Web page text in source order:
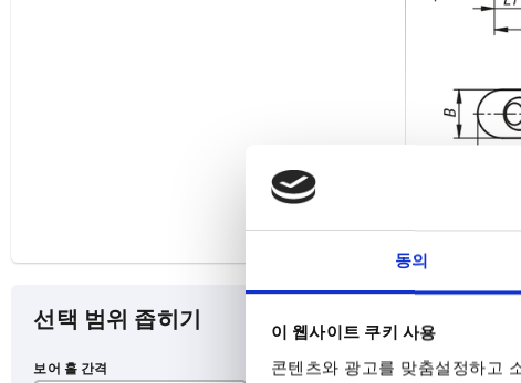
동의
이 웹사이트 쿠키 사용
콘텐츠와 광고를 맞춤설정하고
선택 범위 좁히기